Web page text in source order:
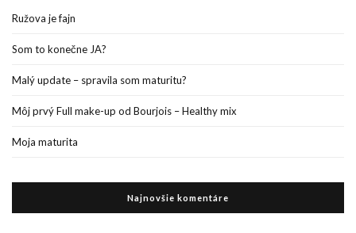
Ružova je fajn
Som to konečne JA?
Malý update – spravila som maturitu?
Môj prvý Full make-up od Bourjois – Healthy mix
Moja maturita
Najnovšie komentáre